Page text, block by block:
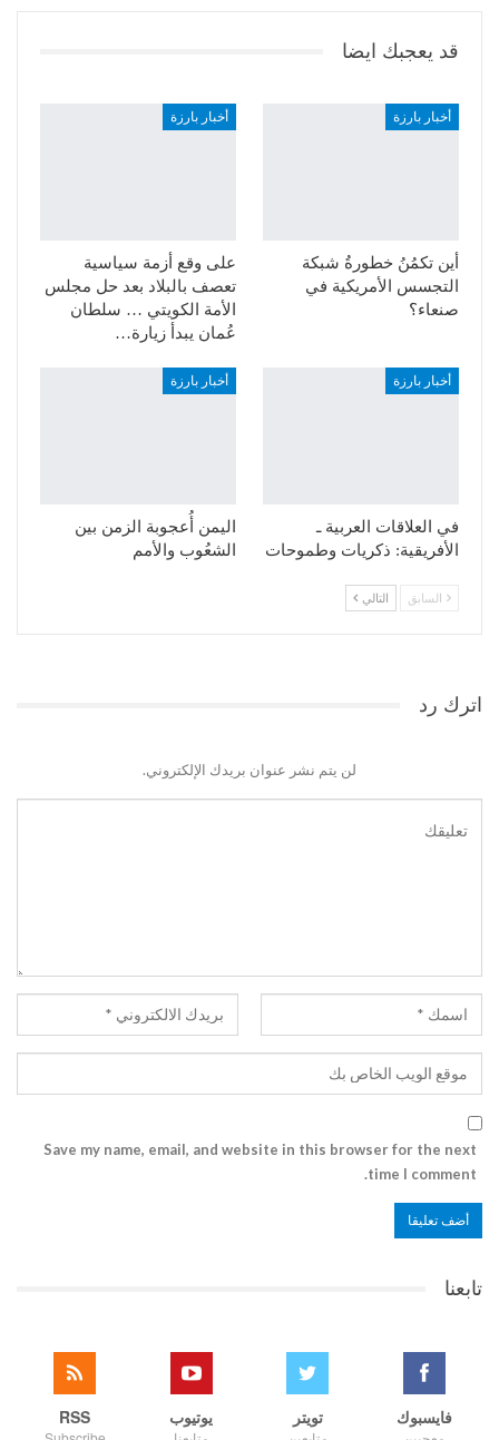
قد يعجبك ايضا
أخبار بارزة
أين تكمُنُ خطورةُ شبكة
التجسس الأمريكية في
صنعاء؟
أخبار بارزة
على وقع أزمة سياسية
تعصف بالبلاد بعد حل مجلس
الأمة الكويتي … سلطان
عُمان يبدأ زيارة…
أخبار بارزة
في العلاقات العربية ـ
الأفريقية: ذكريات وطموحات
أخبار بارزة
اليمن أُعجوبة الزمن بين
الشعُوب والأمم
السابق التالي
اترك رد
لن يتم نشر عنوان بريدك الإلكتروني.
Save my name, email, and website in this browser for the next
time I comment.
تابعنا
فايسبوك تويتر يوتيوب RSS